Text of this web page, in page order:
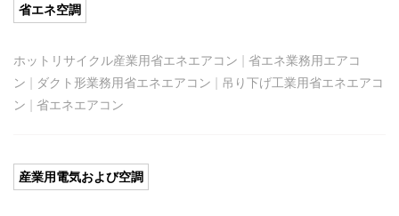
省エネ空調
ホットリサイクル産業用省エネエアコン | 省エネ業務用エアコ
ン | ダクト形業務用省エネエアコン | 吊り下げ工業用省エネエアコ
ン | 省エネエアコン
産業用電気および空調